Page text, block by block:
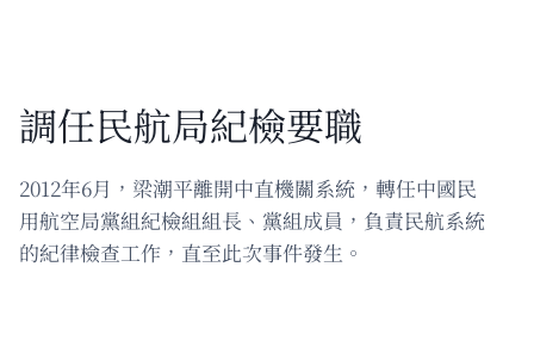
調任民航局紀檢要職
2012年6月，梁潮平離開中直機關系統，轉任中國民
用航空局黨組紀檢組組長、黨組成員，負責民航系統
的紀律檢查工作，直至此次事件發生。